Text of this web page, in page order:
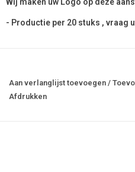
- Productie per 20 stuks , vraag
Aan verlanglijst toevoegen /
Afdrukken